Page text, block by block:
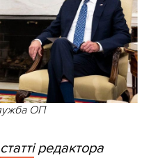
ОП
статтіредактора